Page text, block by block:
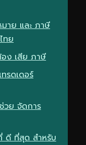
าย และ ภาษี
ทย
อง เสีย ภาษี
รดเดอร์
วย จัดการ
ดี ที่สุด สำหรับ